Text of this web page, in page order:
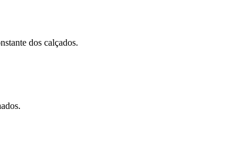
dos calçados.